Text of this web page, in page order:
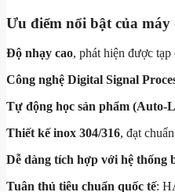
Ưu điểm nổi bật của
Độ nhạy cao, phát hiện được
Công nghệ Digital Signal
Tự động học sản phẩm (Auto-
Thiết kế inox 304/316, đạt chuẩn
Dễ dàng tích hợp với hệ thống
Tuân thủ tiêu chuẩn quốc tế: